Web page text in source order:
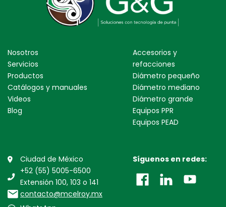
Nosotros
Servicios
Productos
Catálogos y manuales
Videos
Blog
Accesorios y
refacciones
Diámetro pequeño
Diámetro mediano
Diámetro grande
Equipos PPR
Equipos PEAD
Ciudad de México
+52 (55) 5005-6500
Extensión 100, 103 o 141
contacto@mcelroy.mx
Síguenos en redes: